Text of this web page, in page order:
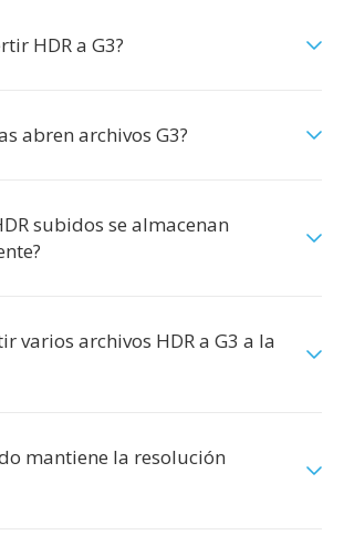
HDR a G3?
abren archivos G3?
subidos se almacenan
varios archivos HDR a G3 a la
mantiene la resolución